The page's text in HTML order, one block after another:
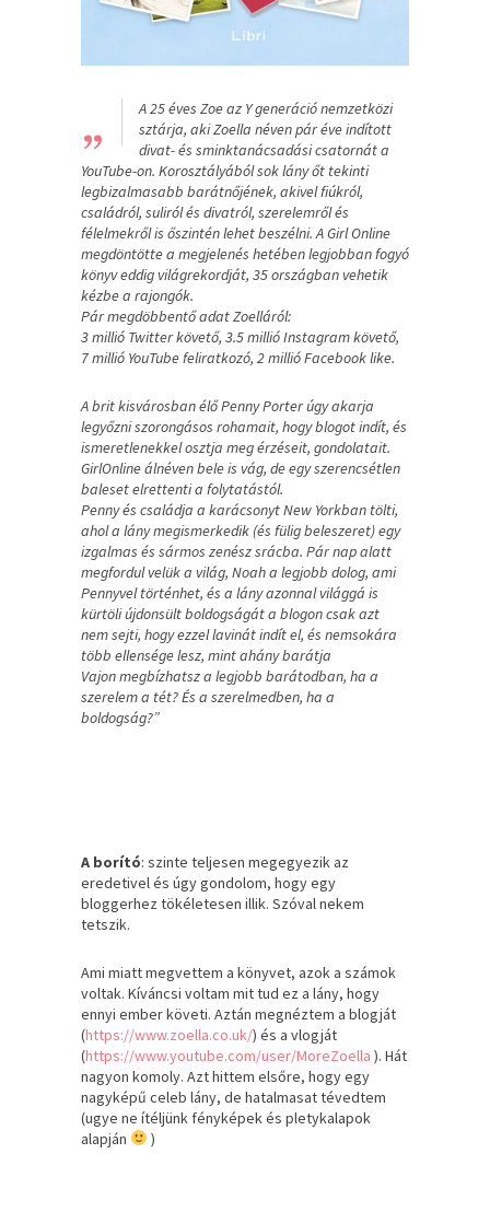
„
A 25 éves Zoe az Y generáció nemzetközi
sztárja, aki Zoella néven pár éve indított
divat- és sminktanácsadási csatornát a
YouTube-on. Korosztályából sok lány őt tekinti
legbizalmasabb barátnőjének, akivel fiúkról,
családról, suliról és divatról, szerelemről és
félelmekről is őszintén lehet beszélni. A Girl Online
megdöntötte a megjelenés hetében legjobban fogyó
könyv eddig világrekordját, 35 országban vehetik
kézbe a rajongók.
Pár megdöbbentő adat Zoelláról:
3 millió Twitter követő, 3.5 millió Instagram követő,
7 millió YouTube feliratkozó, 2 millió Facebook like.
A brit kisvárosban élő Penny Porter úgy akarja
legyőzni szorongásos rohamait, hogy blogot indít, és
ismeretlenekkel osztja meg érzéseit, gondolatait.
GirlOnline álnéven bele is vág, de egy szerencsétlen
baleset elrettenti a folytatástól.
Penny és családja a karácsonyt New Yorkban tölti,
ahol a lány megismerkedik (és fülig beleszeret) egy
izgalmas és sármos zenész srácba. Pár nap alatt
megfordul velük a világ, Noah a legjobb dolog, ami
Pennyvel történhet, és a lány azonnal világgá is
kürtöli újdonsült boldogságát a blogon csak azt
nem sejti, hogy ezzel lavinát indít el, és nemsokára
több ellensége lesz, mint ahány barátja
Vajon megbízhatsz a legjobb barátodban, ha a
szerelem a tét? És a szerelmedben, ha a
boldogság?”
A borító: szinte teljesen megegyezik az
eredetivel és úgy gondolom, hogy egy
bloggerhez tökéletesen illik. Szóval nekem
tetszik.
Ami miatt megvettem a könyvet, azok a számok
voltak. Kíváncsi voltam mit tud ez a lány, hogy
ennyi ember követi. Aztán megnéztem a blogját
(https://www.zoella.co.uk/) és a vlogját
(https://www.youtube.com/user/MoreZoella ). Hát
nagyon komoly. Azt hittem elsőre, hogy egy
nagyképű celeb lány, de hatalmasat tévedtem
(ugye ne ítéljünk fényképek és pletykalapok
alapján
)